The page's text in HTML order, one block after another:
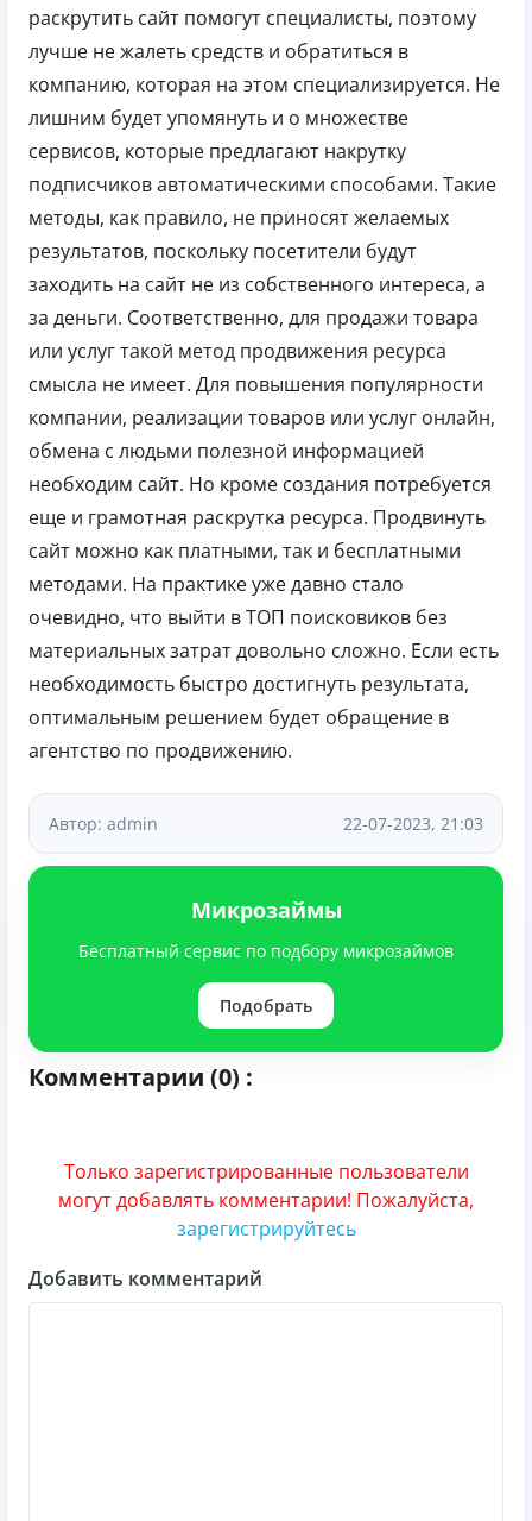
раскрутить сайт помогут специалисты, поэтому
лучше не жалеть средств и обратиться в
компанию, которая на этом специализируется. Не
лишним будет упомянуть и о множестве
сервисов, которые предлагают накрутку
подписчиков автоматическими способами. Такие
методы, как правило, не приносят желаемых
результатов, поскольку посетители будут
заходить на сайт не из собственного интереса, а
за деньги. Соответственно, для продажи товара
или услуг такой метод продвижения ресурса
смысла не имеет. Для повышения популярности
компании, реализации товаров или услуг онлайн,
обмена с людьми полезной информацией
необходим сайт. Но кроме создания потребуется
еще и грамотная раскрутка ресурса. Продвинуть
сайт можно как платными, так и бесплатными
методами. На практике уже давно стало
очевидно, что выйти в ТОП поисковиков без
материальных затрат довольно сложно. Если есть
необходимость быстро достигнуть результата,
оптимальным решением будет обращение в
агентство по продвижению.
Автор: admin 22-07-2023, 21:03
Микрозаймы
Бесплатный сервис по подбору микрозаймов
Подобрать
Комментарии (0) :
Только зарегистрированные пользователи
могут добавлять комментарии! Пожалуйста,
зарегистрируйтесь
Добавить комментарий